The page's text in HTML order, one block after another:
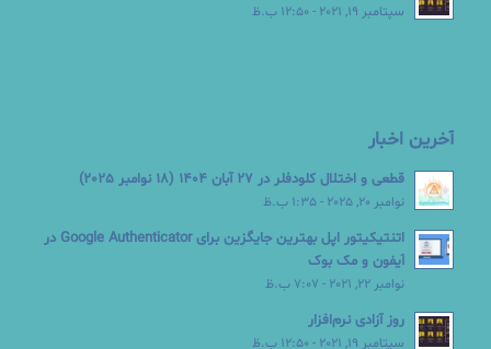
سپتامبر 19, 2021 - 12:50 ب.ظ
آخرین اخبار
قطعی و اختلال کلودفلر در 27 آبان 1404 (18 نوامبر 2025)
نوامبر 20, 2025 - 1:35 ب.ظ
اتنتیکیتور اپل بهترین جایگزین برای Google Authenticator در
آیفون و مک بوک
نوامبر 22, 2021 - 7:07 ب.ظ
روز آزادی نرم‌افزار
سپتامبر 19, 2021 - 12:50 ب.ظ